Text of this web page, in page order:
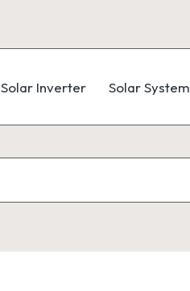
Solar Inverter Solar System